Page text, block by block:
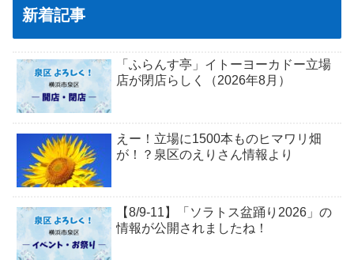
新着記事
「ふらんす亭」イトーヨーカドー立場
店が閉店らしく（2026年8月）
えー！立場に1500本ものヒマワリ畑
が！？泉区のえりさん情報より
【8/9-11】「ソラトス盆踊り2026」の
情報が公開されましたね！